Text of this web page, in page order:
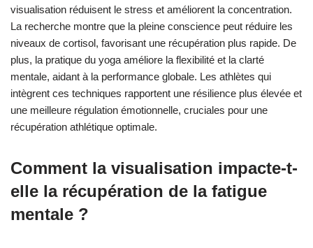
visualisation réduisent le stress et améliorent la concentration.
La recherche montre que la pleine conscience peut réduire les
niveaux de cortisol, favorisant une récupération plus rapide. De
plus, la pratique du yoga améliore la flexibilité et la clarté
mentale, aidant à la performance globale. Les athlètes qui
intègrent ces techniques rapportent une résilience plus élevée et
une meilleure régulation émotionnelle, cruciales pour une
récupération athlétique optimale.
Comment la visualisation impacte-t-
elle la récupération de la fatigue
mentale ?